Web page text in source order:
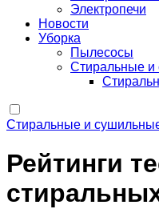
Электропечи
Новости
Уборка
Пылесосы
Стиральные
Стиральные и
Рейтинги